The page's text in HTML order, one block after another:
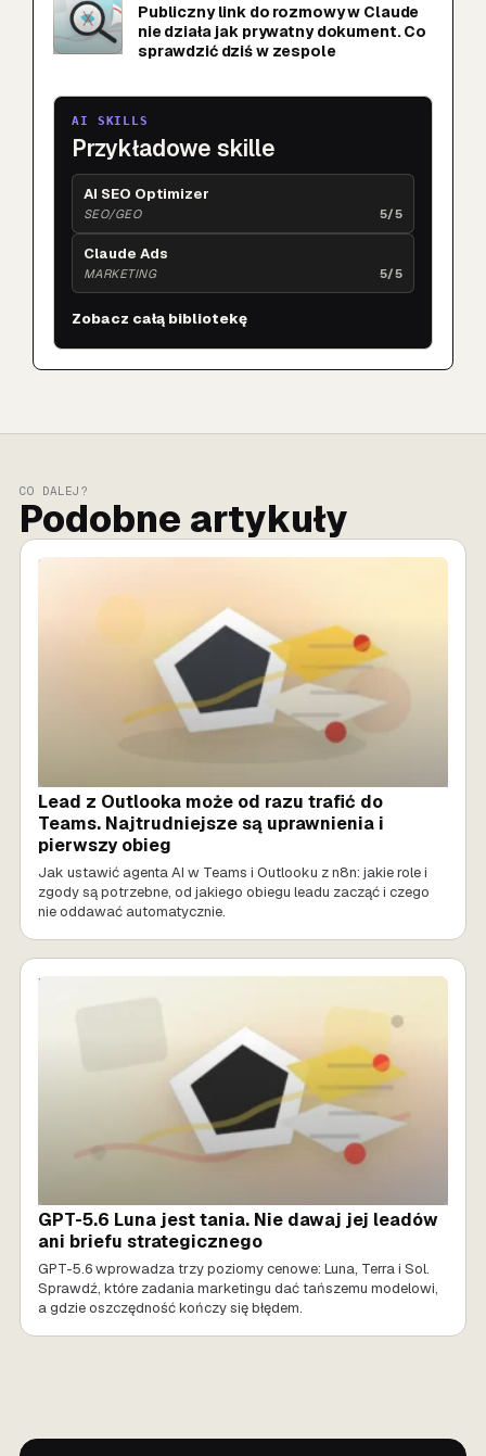
Publiczny link do rozmowy w Claude
nie działa jak prywatny dokument. Co
sprawdzić dziś w zespole
AI SKILLS
Przykładowe skille
AI SEO Optimizer
SEO/GEO 5/5
Claude Ads
MARKETING 5/5
Zobacz całą bibliotekę
CO DALEJ?
Podobne artykuły
SPRZEDAŻ AI
Lead z Outlooka może od razu trafić do
Teams. Najtrudniejsze są uprawnienia i
pierwszy obieg
Jak ustawić agenta AI w Teams i Outlooku z n8n: jakie role i
zgody są potrzebne, od jakiego obiegu leadu zacząć i czego
nie oddawać automatycznie.
MARKETING AI
GPT-5.6 Luna jest tania. Nie dawaj jej leadów
ani briefu strategicznego
GPT-5.6 wprowadza trzy poziomy cenowe: Luna, Terra i Sol.
Sprawdź, które zadania marketingu dać tańszemu modelowi,
a gdzie oszczędność kończy się błędem.